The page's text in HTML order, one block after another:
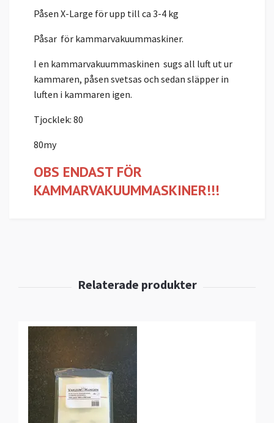
Påsen X-Large för upp till ca 3-4 kg
Påsar för kammarvakuummaskiner.
I en kammarvakuummaskinen sugs all luft ut ur
kammaren, påsen svetsas och sedan släpper in
luften i kammaren igen.
Tjocklek: 80
80my
OBS ENDAST FÖR
KAMMARVAKUUMMASKINER!!!